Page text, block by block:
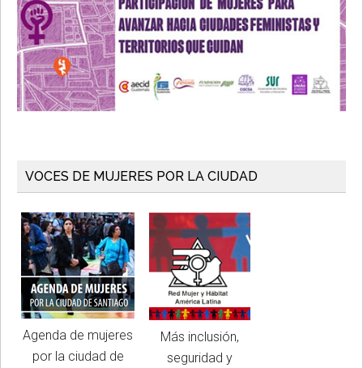
VOCES DE MUJERES POR LA CIUDAD
Agenda de mujeres
por la ciudad de
Más inclusión,
seguridad y